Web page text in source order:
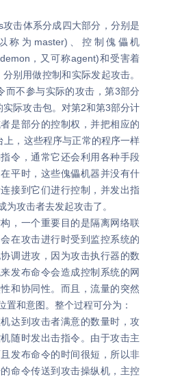
击体系分成四大部分，分别是
称为master)、控制傀儡机
，又可称agent)和受害着
别用做控制和实际发起攻击。
而不参与实际的攻击，第3部分
际攻击包。对第2和第3部分计
是部分的控制权，并把相应的
上，这些程序与正常的程序一样
令，通常它还会利用各种手段
平时，这些傀儡机器并没有什
接到它们进行控制，并发出指
攻击者去发起攻击了。
一个重要目的是隔离网络联
在攻击进行时受到监控系统的
调进攻，因为攻击执行器的数
发布命令会造成控制系统的网
和协同性。而且，流量的突然
置和意图。整个过程可分为：
到攻击者满意的数量时，攻
随时发出击指令。由于攻击主
发布命令的时间很短，所以非
命令传送到攻击操纵机，主控